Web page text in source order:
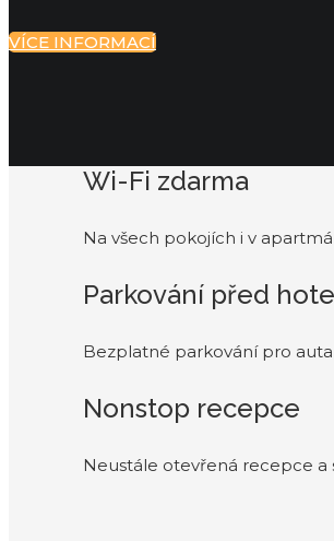
VÍCE INFORMACÍ
Wi-Fi zdarma
Na všech pokojích i v
Parkování před
Bezplatné parkování pro
Nonstop recepce
Neustále otevřená recepce a